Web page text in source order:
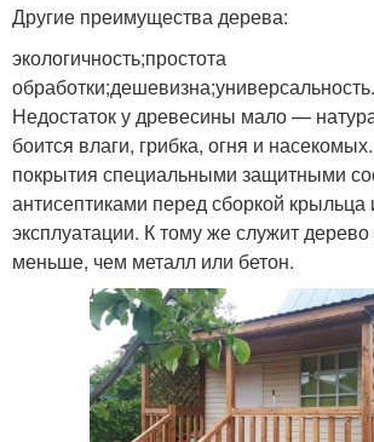
Другие преимущества дерева:
экологичность;простота
обработки;дешевизна;универсальность.
Недостаток у древесины мало —
боится влаги, грибка, огня и
покрытия специальными защитными
антисептиками перед сборкой
эксплуатации. К тому же служит дерево
меньше, чем металл или бетон.